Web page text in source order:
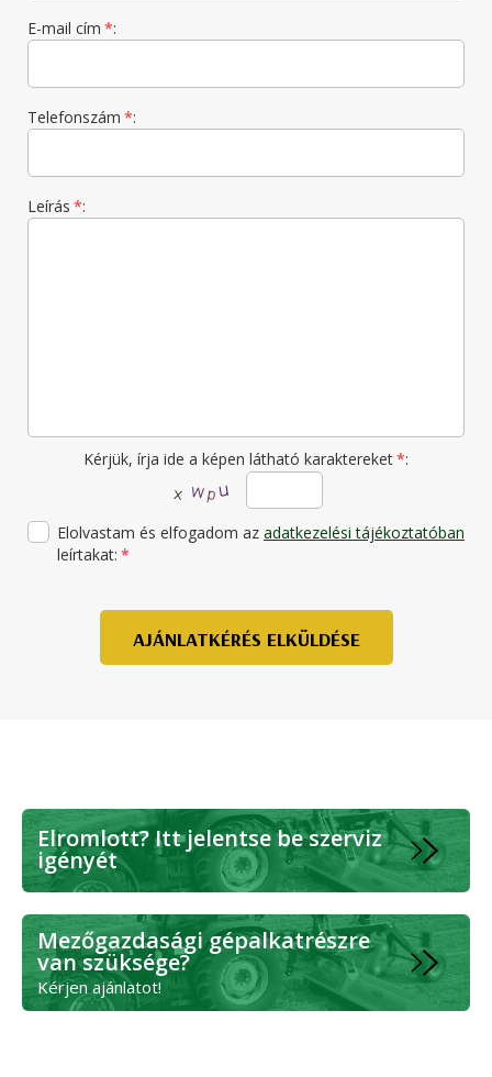
E-mail cím *:
Telefonszám *:
Leírás *:
Kérjük, írja ide a képen látható karaktereket*:
Elolvastam és elfogadom az adatkezelési tájékoztatóban
leírtakat: *
AJÁNLATKÉRÉS ELKÜLDÉSE
Elromlott? Itt jelentse be szerviz
igényét
Mezőgazdasági gépalkatrészre
van szüksége?
Kérjen ajánlatot!